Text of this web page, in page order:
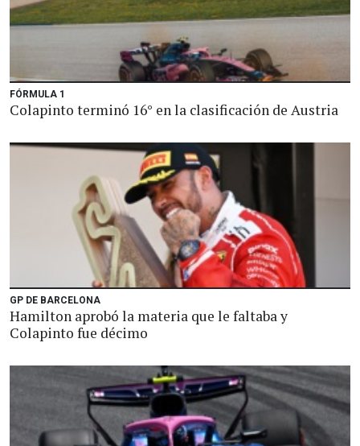
FÓRMULA 1
Colapinto terminó 16° en la clasificación de Austria
GP DE BARCELONA
Hamilton aprobó la materia que le faltaba y
Colapinto fue décimo